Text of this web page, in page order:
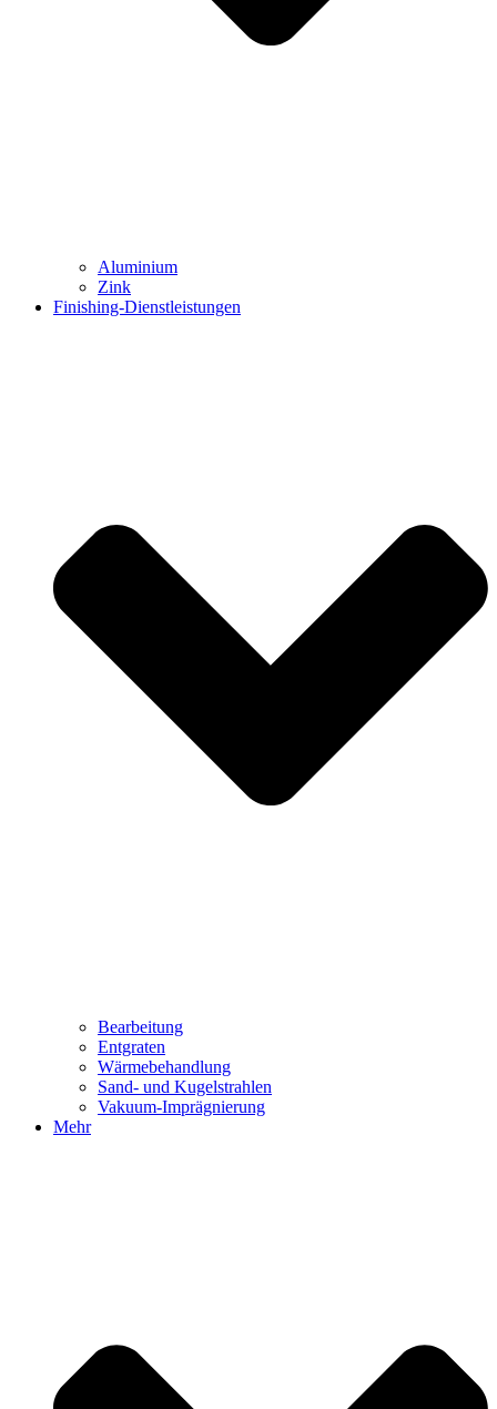
Aluminium
Zink
Finishing-Dienstleistungen
Bearbeitung
Entgraten
Wärmebehandlung
Sand- und Kugelstrahlen
Vakuum-Imprägnierung
Mehr